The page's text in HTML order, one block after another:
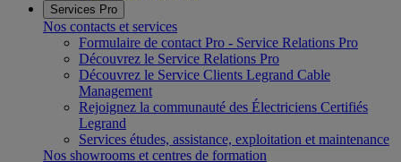
Services Pro
Nos contacts et services
Formulaire de contact Pro - Service Relations Pro
Découvrez le Service Relations Pro
Découvrez le Service Clients Legrand Cable
Management
Rejoignez la communauté des Électriciens Certifiés
Legrand
Services études, assistance, exploitation et maintenance
Nos showrooms et centres de formation